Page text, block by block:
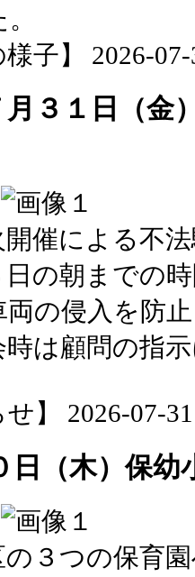
様子】 2026-
月３１日（金
催による不
日の朝までの
両の侵入を防
時は顧問の指
せ】 2026-07-
日（木）保幼
の３つの保育